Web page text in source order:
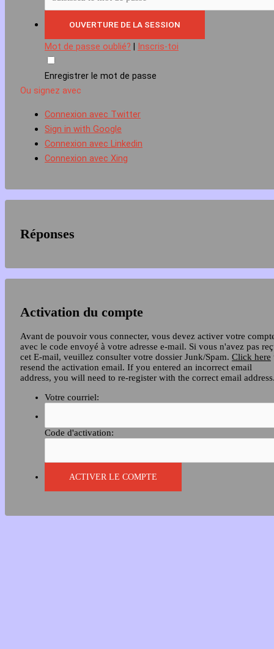
Mot de passe oublié? Inscris-toi
Enregistrer le mot de passe
Ou signez avec
Connexion avec Twitter
Sign in with Google
Connexion avec Linkedin
Connexion avec Xing
Réponses
Activation du compte
Avant de pouvoir vous connecter, vous devez activer votre
avec le code envoyé à votre adresse e-mail. Si vous n'avez pas
cet E-mail, veuillez consulter votre dossier Junk/Spam. Click here
resend the activation email. If you entered an incorrect email
address, you will need to re-register with the correct email
Votre courriel:
Code d'activation: